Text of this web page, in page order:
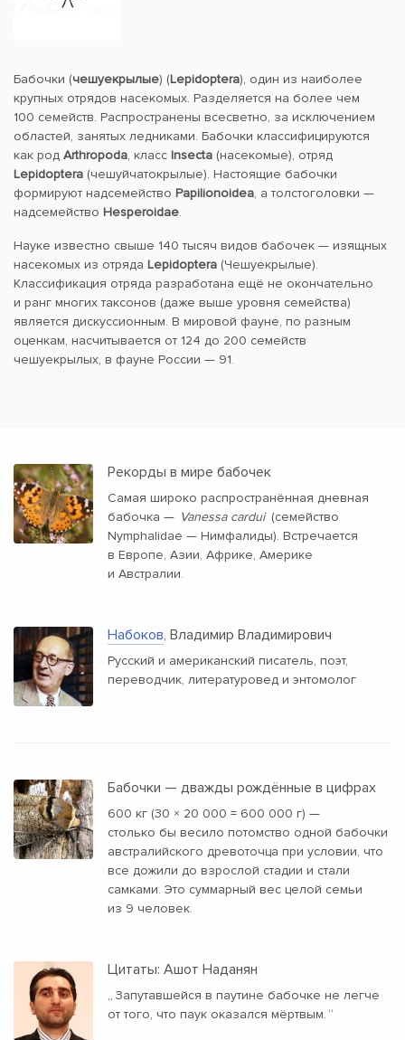
Бабочки (чешуекрылые) (Lepidoptera), один из наиболее
крупных отрядов насекомых. Разделяется на более чем
100 семейств. Распространены всесветно, за исключением
областей, занятых ледниками. Бабочки классифицируются
как род Arthropoda, класс Insecta (насекомые), отряд
Lepidoptera (чешуйчатокрылые). Настоящие бабочки
формируют надсемейство Papilionoidea, а толстоголовки —
надсемейство Hesperoidae.
Науке известно свыше 140 тысяч видов бабочек — изящных
насекомых из отряда Lepidoptera (Чешуекрылые).
Классификация отряда разработана ещё не окончательно
и ранг многих таксонов (даже выше уровня семейства)
является дискуссионным. В мировой фауне, по разным
оценкам, насчитывается от 124 до 200 семейств
чешуекрылых, в фауне России — 91.
Рекорды в мире бабочек
Самая широко распространённая дневная
бабочка — Vanessa cardui (семейство
Nymphalidae — Нимфалиды). Встречается
в Европе, Азии, Африке, Америке
и Австралии.
Набоков, Владимир Владимирович
Русский и американский писатель, поэт,
переводчик, литературовед и энтомолог
Бабочки — дважды рождённые в цифрах
600 кг (30 × 20 000 = 600 000 г) —
столько бы весило потомство одной бабочки
австралийского древоточца при условии, что
все дожили до взрослой стадии и стали
самками. Это суммарный вес целой семьи
из 9 человек.
Цитаты: Ашот Наданян
„ Запутавшейся в паутине бабочке не легче
от того, что паук оказался мёртвым. “